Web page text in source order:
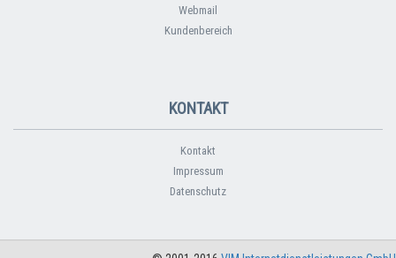
Webmail
Kundenbereich
KONTAKT
Kontakt
Impressum
Datenschutz